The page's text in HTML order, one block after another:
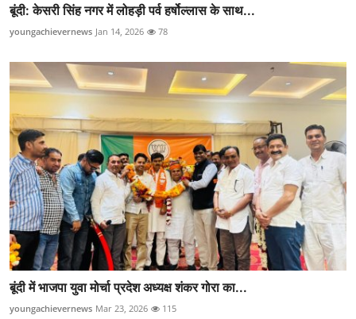
बूंदी: केसरी सिंह नगर में लोहड़ी पर्व हर्षोल्लास के साथ...
youngachievernews Jan 14, 2026 78
बूंदी में भाजपा युवा मोर्चा प्रदेश अध्यक्ष शंकर गोरा का...
youngachievernews Mar 23, 2026 115